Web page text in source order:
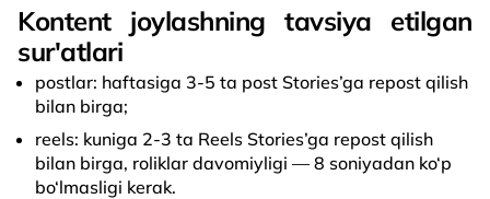
Kontent joylashning tavsiya etilgan
sur'atlari
postlar: haftasiga 3-5 ta post Stories’ga repost qilish
bilan birga;
reels: kuniga 2-3 ta Reels Stories’ga repost qilish
bilan birga, roliklar davomiyligi — 8 soniyadan ko‘p
bo‘lmasligi kerak.